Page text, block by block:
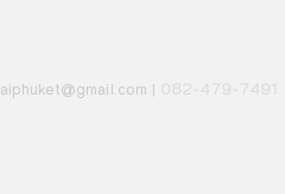
aiphuket@gmail.com |